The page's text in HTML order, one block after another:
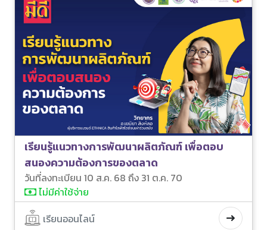
เรียนรู้แนวทางการพัฒนาผลิตภัณฑ์ เพื่อตอบ
สนองความต้องการของตลาด
วันที่ลงทะเบียน 10 ส.ค. 68 ถึง 31 ต.ค. 70
ไม่มีค่าใช้จ่าย
เรียนออนไลน์